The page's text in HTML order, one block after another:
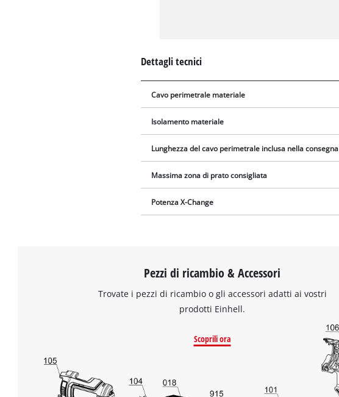
Dettagli tecnici
Cavo perimetrale materiale
Isolamento materiale
Lunghezza del cavo perimetrale inclusa nella consegna
Massima zona di prato consigliata
Potenza X-Change
Pezzi di ricambio & Accessori
Trovate i pezzi di ricambio o gli accessori adatti ai vostri
prodotti Einhell.
Scoprili ora